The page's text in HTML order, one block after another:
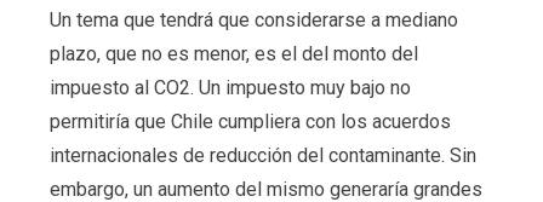
Un tema que tendrá que considerarse a mediano
plazo, que no es menor, es el del monto del
impuesto al CO2. Un impuesto muy bajo no
permitiría que Chile cumpliera con los acuerdos
internacionales de reducción del contaminante. Sin
embargo, un aumento del mismo generaría grandes